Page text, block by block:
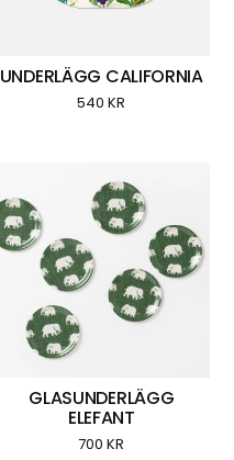
UNDERLÄGG CALIFORNIA
540KR
GLASUNDERLÄGG
ELEFANT
700KR